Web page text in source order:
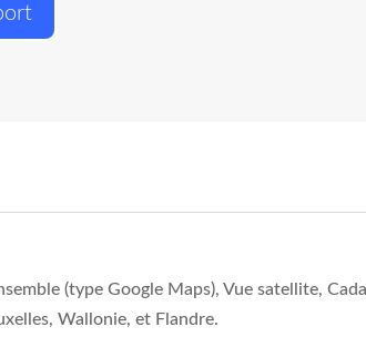
(type Google Maps), Vue satellite,
Wallonie, et Flandre.